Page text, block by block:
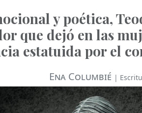
y poética,
que dejó en las
estatuida por el
Ena Columbié |